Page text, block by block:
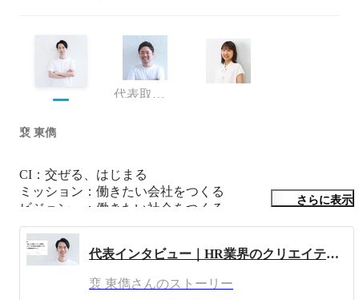
代表取締役 CEO Buisiness Department 管掌
裵 東儁
CI：交ぜる、はじまる
ミッション：働きたい会社をつくる
ビジョン　：働きたい社会をつくる
スローガン：ドーピングしない採用支援
通り名　　：三流の韓流
さらに表示
代表インタビュー｜HR業界のクリエイティブ事情を聞いてみた
裵 東儁さんのストーリー